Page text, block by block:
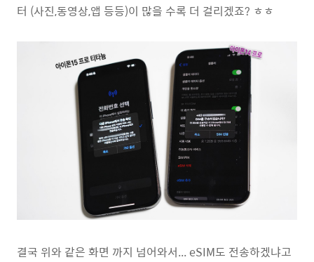
터 (사진,동영상,앱 등등)이 많을 수록 더 걸리겠죠? ㅎㅎ
결국 위와 같은 화면 까지 넘어와서... eSIM도 전송하겠냐고